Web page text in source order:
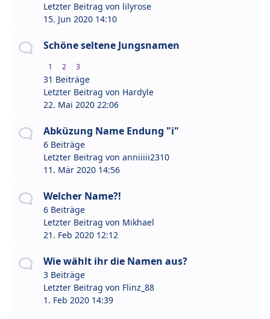
Letzter Beitrag von lilyrose
15. Jun 2020 14:10
Schöne seltene Jungsnamen
1 2 3
31 Beiträge
Letzter Beitrag von Hardyle
22. Mai 2020 22:06
Abküzung Name Endung "i"
6 Beiträge
Letzter Beitrag von anniiiii2310
11. Mär 2020 14:56
Welcher Name?!
6 Beiträge
Letzter Beitrag von Mikhael
21. Feb 2020 12:12
Wie wählt ihr die Namen aus?
3 Beiträge
Letzter Beitrag von Flinz_88
1. Feb 2020 14:39